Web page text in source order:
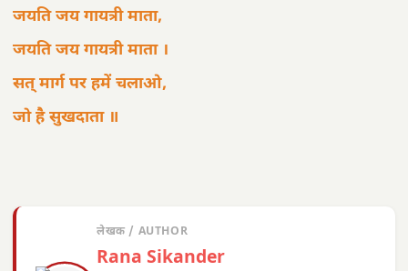
जयति जय गायत्री माता,
जयति जय गायत्री माता ।
सत् मार्ग पर हमें चलाओ,
जो है सुखदाता ॥
लेखक / AUTHOR
Rana Sikander